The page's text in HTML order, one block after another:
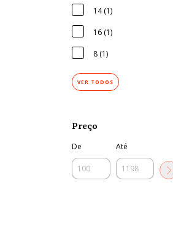
14 (1)
16 (1)
8 (1)
VER TODOS
Preço
De Até